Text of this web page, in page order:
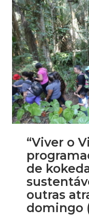
“Viver o
de
outras
domingo